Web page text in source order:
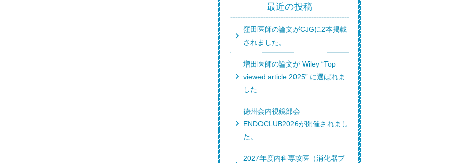
最近の投稿
窪田医師の論文がCJGに2本掲載
されました。
増田医師の論文が Wiley “Top
viewed article 2025” に選ばれま
した
徳州会内視鏡部会
ENDOCLUB2026が開催されまし
た。
2027年度内科専攻医（消化器プ